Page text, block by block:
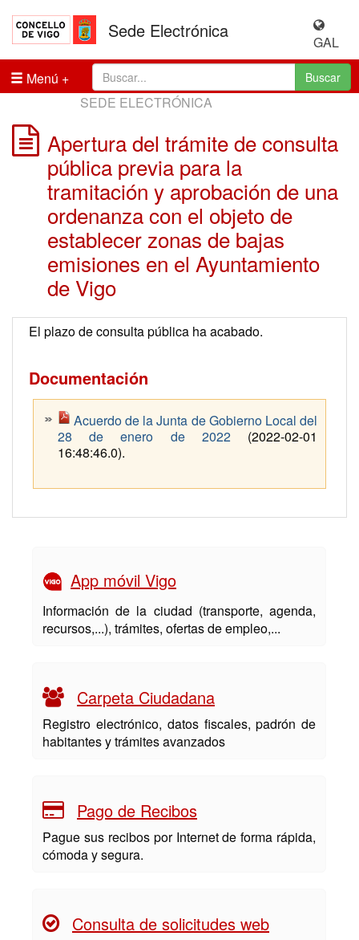
Sede Electrónica
GAL
Menú
Buscar
SEDE ELECTRÓNICA
Apertura del trámite de consulta
pública previa para la
tramitación y aprobación de una
ordenanza con el objeto de
establecer zonas de bajas
emisiones en el Ayuntamiento
de Vigo
El plazo de consulta pública ha acabado.
Documentación
Acuerdo de la Junta de Gobierno Local del
28 de enero de 2022 (2022-02-01
16:48:46.0).
App móvil Vigo
Información de la ciudad (transporte, agenda,
recursos,...), trámites, ofertas de empleo,...
Carpeta Ciudadana
Registro electrónico, datos fiscales, padrón de
habitantes y trámites avanzados
Pago de Recibos
Pague sus recibos por Internet de forma rápida,
cómoda y segura.
Consulta de solicitudes web